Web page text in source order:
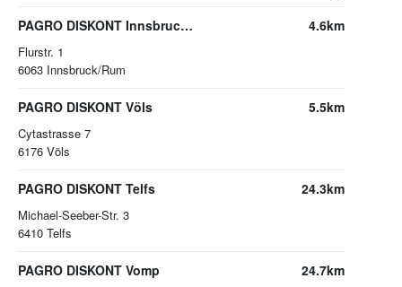
PAGRO DISKONT Innsbruck/Rum
Flurstr. 1
6063 Innsbruck/Rum
4.6km
PAGRO DISKONT Völs
Cytastrasse 7
6176 Völs
5.5km
PAGRO DISKONT Telfs
Michael-Seeber-Str. 3
6410 Telfs
24.3km
PAGRO DISKONT Vomp 24.7km